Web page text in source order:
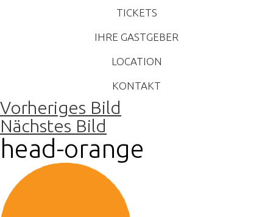
TICKETS
IHRE GASTGEBER
LOCATION
KONTAKT
Vorheriges Bild
Nächstes Bild
head-orange